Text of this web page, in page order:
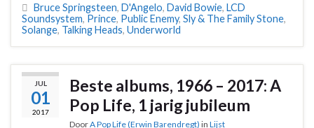
Bruce Springsteen, D'Angelo, David Bowie, LCD
Soundsystem, Prince, Public Enemy, Sly & The Family Stone,
Solange, Talking Heads, Underworld
JUL
01
2017
Beste albums, 1966 – 2017: A
Pop Life, 1 jarig jubileum
DoorA Pop Life (Erwin Barendregt) in Lijst